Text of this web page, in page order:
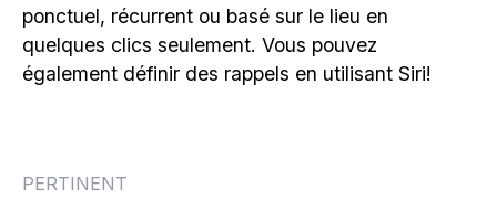
ponctuel, récurrent ou basé sur le lieu en
quelques clics seulement. Vous pouvez
également définir des rappels en utilisant Siri!
PERTINENT